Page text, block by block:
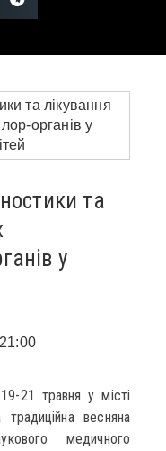
та
у
21:00
21 травня у місті
весняна
медичного